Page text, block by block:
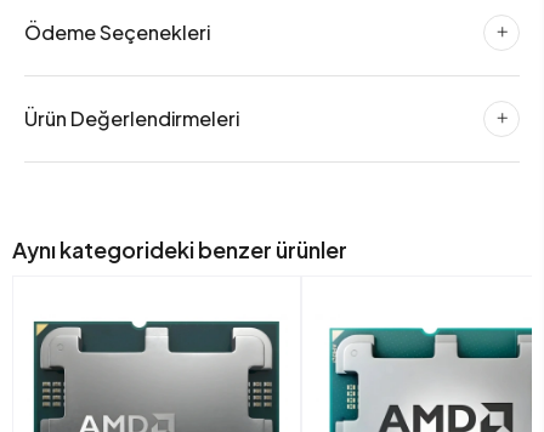
Ödeme Seçenekleri
Ürün Değerlendirmeleri
Aynı kategorideki benzer ürünler